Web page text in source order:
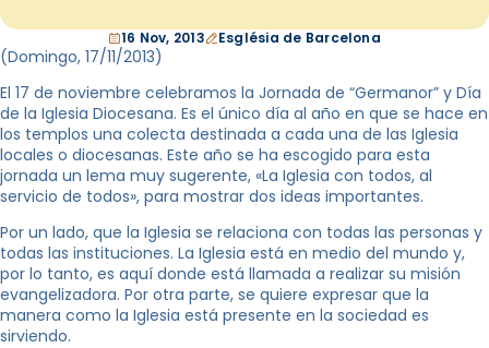
16 Nov, 2013 Església de Barcelona
(Domingo, 17/11/2013)
El 17 de noviembre celebramos la Jornada de “Germanor” y Día
de la Iglesia Diocesana. Es el único día al año en que se hace en
los templos una colecta destinada a cada una de las Iglesia
locales o diocesanas. Este año se ha escogido para esta
jornada un lema muy sugerente, «La Iglesia con todos, al
servicio de todos», para mostrar dos ideas importantes.
Por un lado, que la Iglesia se relaciona con todas las personas y
todas las instituciones. La Iglesia está en medio del mundo y,
por lo tanto, es aquí donde está llamada a realizar su misión
evangelizadora. Por otra parte, se quiere expresar que la
manera como la Iglesia está presente en la sociedad es
sirviendo.